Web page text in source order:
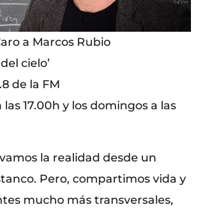
a Marcos Rubio
cielo’
de la FM
17.00h y los domingos a las
la realidad desde un
Pero, compartimos vida y
mucho más transversales,